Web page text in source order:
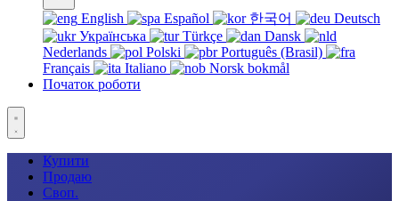
English Español 한국어
Deutsch
Українська
Türkçe
Dansk
Nederlands
Polski
Português (Brasil)
Français
Italiano
Norsk bokmål
Початок роботи
Купити
Продаю
Своп.